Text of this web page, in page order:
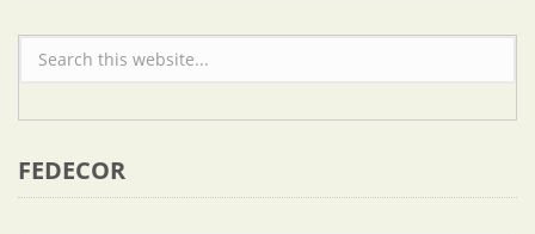
Formulario de búsqueda
FEDECOR